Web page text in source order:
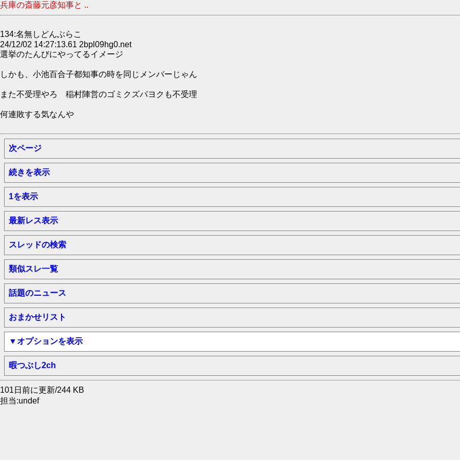
兵庫の斎藤元彦知事と ..
134:名無しどんぶらこ
24/12/02 14:27:13.61 2bpl09hg0.net
選挙のたんびにやってるイメージ
しかも、小池百合子都知事の時を同じメンバーじゃん
また不受理やろ 稲村陣営のゴミクズパヨクも不受理
何連敗する気なんや
次ページ
続きを表示
1を表示
最新レス表示
スレッドの検索
類似スレ一覧
話題のニュース
おまかせリスト
▼オプションを表示
暇つぶし2ch
101日前に更新/244 KB
担当:undef